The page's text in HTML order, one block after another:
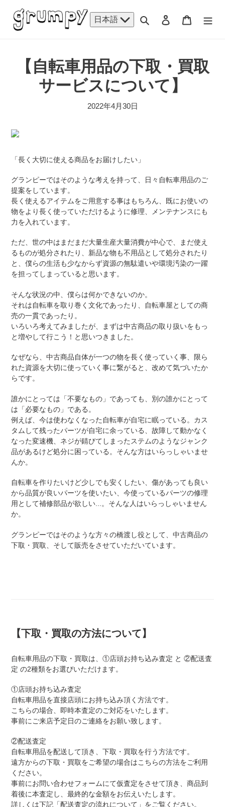
日本語 検索 ログインカート
【自転車用品の下取・買取
サービスについて】
2022年4月30日
「長く大切に使える商品をお届けしたい」
グランピーではそのような考えを持って、日々自転車用品のご
提案をしています。
長く使えるアイテムをご用意する事はもちろん、既にお使いの
物をより長く使っていただけるように修理、メンテナンスにも
力を入れています。
ただ、世の中はまだまだ大量生産大量消費が中心で、まだ使え
るものが処分されたり、新品な物も不用品として処分されたり
と、僕らの生活も少なからず資源の無駄遣いや環境汚染の一躍
を担ってしまっていると思います。
そんな状況の中、僕らは何かできないのか。
それは自転車を取り巻く文化であったり、自転車屋としての商
売の一貫であったり。
いろいろ考えてみましたが、まずは中古商品の取り扱いをもっ
と増やして行こう！と思いつきました。
なぜなら、中古商品自体が一つの物を長く使っていく事、限ら
れた資源を大切に使っていく事に繋がると、改めて気づいたか
らです。
誰かにとっては「不要なもの」であっても、別の誰かにとって
は「必要なもの」である。
例えば、今は使わなくなった自転車が自宅に眠っている。カス
タムして残ったパーツが自宅に余っている、故障して動かなく
なった変速機、ネジが錆びてしまったステムのようなジャンク
品があるけど処分に困っている。そんな方はいらっしゃいませ
んか。
自転車を作りたいけど少しでも安くしたい、傷があっても良い
から品質が良いパーツを使いたい、今使っているパーツの修理
用として補修部品が欲しい...。そんな人はいらっしゃいません
か。
グランピーではそのような方々の橋渡し役として、中古商品の
下取・買取、そして販売をさせていただいています。
【下取・買取の方法について】
自転車用品の下取・買取は、①店頭お持ち込み査定 と ②配送査
定 の2種類をお選びいただけます。
①店頭お持ち込み査定
自転車用品を直接店頭にお持ち込み頂く方法です。
こちらの場合、即時本査定のご対応をいたします。
事前にご来店予定日のご連絡をお願い致します。
②配送査定
自転車用品を配送して頂き、下取・買取を行う方法です。
遠方からの下取・買取をご希望の場合はこちらの方法をご利用
ください。
事前にお問い合わせフォームにて仮査定をさせて頂き、商品到
着後に本査定し、最終的な金額をお伝えいたします。
詳しくは下記「配送査定の流れについて」をご覧ください。